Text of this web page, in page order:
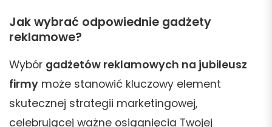
Jak wybrać odpowiednie gadżety
reklamowe?
Wybór gadżetów reklamowych na jubileusz
firmy może stanowić kluczowy element
skutecznej strategii marketingowej,
celebrującej ważne osiągnięcia Twojej